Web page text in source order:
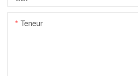
Teneur